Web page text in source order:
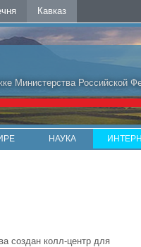
Кавказ
Министерства Российской
НАУКА
создан колл-центр для